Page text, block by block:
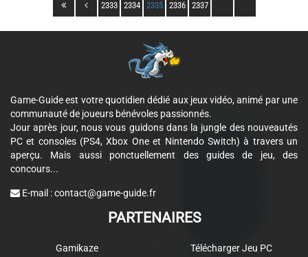
2333 2334 2335 2336 2337
Game-Guide est votre quotidien dédié aux jeux vidéo, animé par une
communauté de joueurs bénévoles passionnés.
Jour après jour, nous vous guidons dans la jungle des nouveautés
PC et consoles (PS4, Xbox One et Nintendo Switch) à travers un
aperçu. Mais aussi ponctuellement des guides de jeu, des
concours...
E-mail :contact@game-guide.fr
PARTENAIRES
Gamikaze
Télécharger Jeu PC